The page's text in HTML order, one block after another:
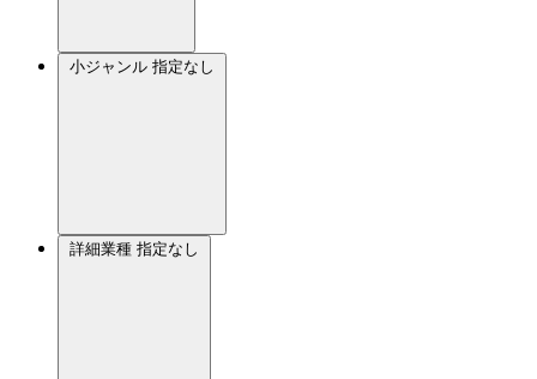
小ジャンル 指定なし
詳細業種 指定なし